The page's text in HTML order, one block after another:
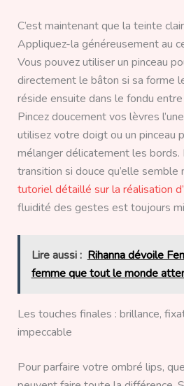
C’est maintenant que la teinte
Appliquez-la généreusement au
Vous pouvez utiliser un pinceau
directement le bâton si sa forme
réside ensuite dans le fondu
Pincez doucement vos lèvres
utilisez votre doigt ou un pinceau
mélanger délicatement les
transition si douce qu’elle semble
tutoriel détaillé sur la réalisation
fluidité des gestes est toujours
Lire aussi : Rihanna dévoile
femme que tout le monde
Les touches finales : brillance,
impeccable
Pour parfaire votre ombré lips,